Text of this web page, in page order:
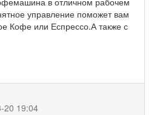
управление поможет вам
Кофе или Еспрессо.А также с
20 19:04